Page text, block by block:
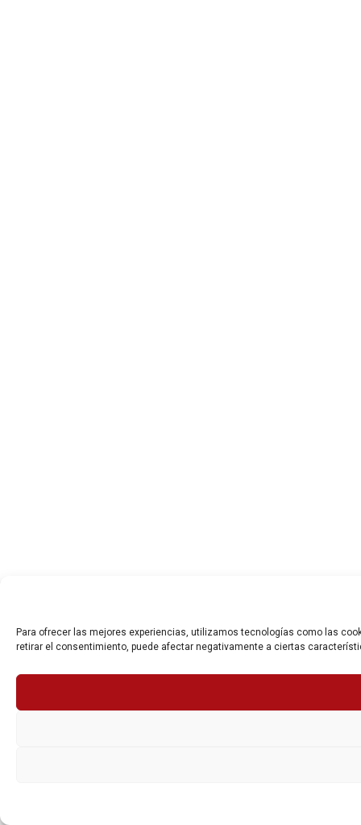
Para ofrecer las mejores experiencias, utilizamos tecnologías como las
retirar el consentimiento, puede afectar negativamente a ciertas